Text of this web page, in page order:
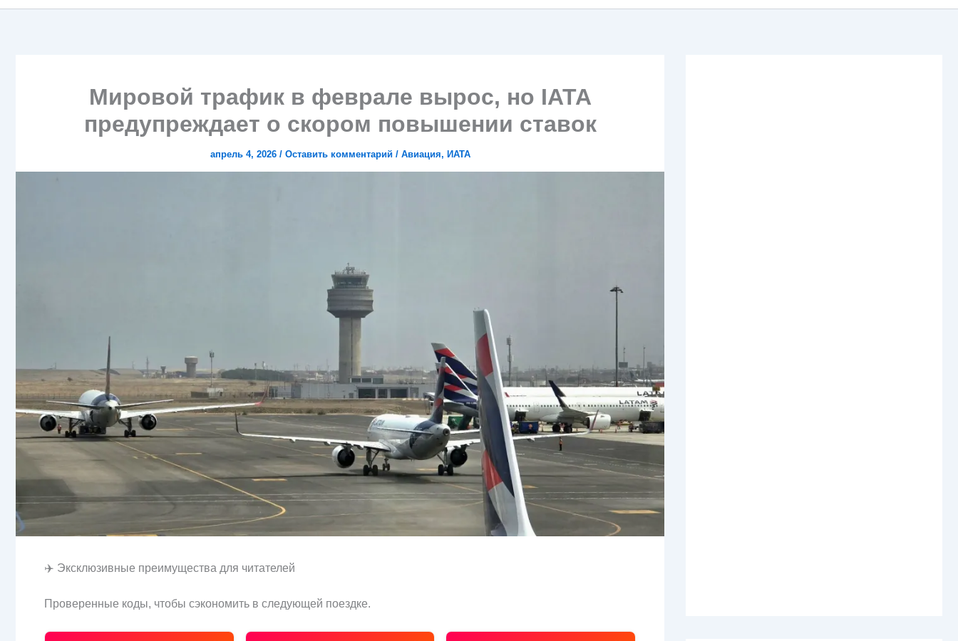
Мировой трафик в феврале вырос, но IATA
предупреждает о скором повышении ставок
апрель 4, 2026 / Оставить комментарий / Авиация, ИАТА
✈️ Эксклюзивные преимущества для читателей
Проверенные коды, чтобы сэкономить в следующей поездке.